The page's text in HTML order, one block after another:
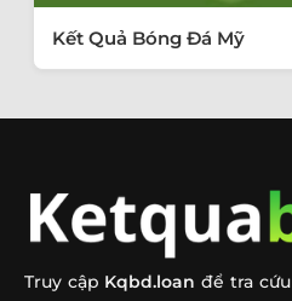
Kết Quả Bóng Đá Mỹ
Truy cập Kqbd.loan để tra cứu